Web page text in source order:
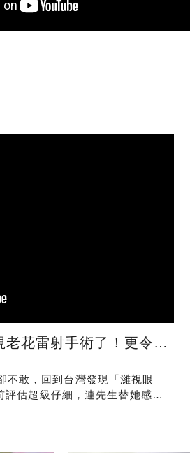
心的是，原來身邊也有朋友也都在濰視做
不敢，回到台灣發現「濰視眼
估超級仔細，連先生替她感到